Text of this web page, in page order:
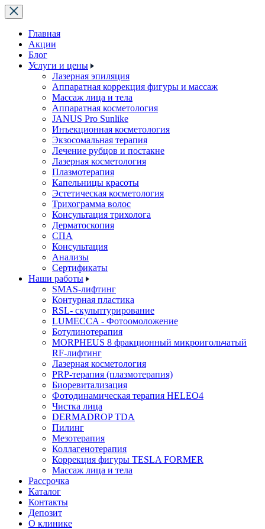
Главная
Акции
Блог
Услуги и цены
Лазерная эпиляция
Аппаратная коррекция фигуры и массаж
Массаж лица и тела
Аппаратная косметология
JANUS Pro Sunlike
Инъекционная косметология
Экзосомальная терапия
Лечение рубцов и постакне
Лазерная косметология
Плазмотерапия
Капельницы красоты
Эстетическая косметология
Трихограмма волос
Консультация трихолога
Дерматоскопия
СПА
Консультация
Анализы
Cертификаты
Наши работы
SMAS-лифтинг
Контурная пластика
RSL- скульптурирование
LUMECCA - Фотоомоложение
Ботулинотерапия
MORPHEUS 8 фракционный микроигольчатый
RF-лифтинг
Лазерная косметология
PRP-терапия (плазмотерапия)
Биоревитализация
Фотодинамическая терапия HELEO4
Чистка лица
DERMADROP TDA
Пилинг
Мезотерапия
Коллагенотерапия
Коррекция фигуры TESLA FORMER
Массаж лица и тела
Рассрочка
Каталог
Контакты
Депозит
О клинике